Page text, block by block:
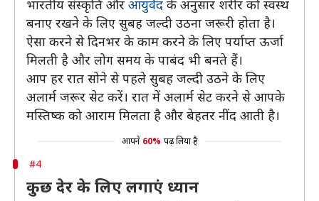
भारतीय संस्कृति और आयुर्वेद के अनुसार शरीर को स्वस्थ
बनाए रखने के लिए सुबह जल्दी उठना जरूरी होता है।
ऐसा करने से दिनभर के काम करने के लिए पर्याप्त ऊर्जा
मिलती है और लोग समय के पाबंद भी बनते हैं।
आप हर रात सोने से पहले सुबह जल्दी उठने के लिए
अलार्म जरूर सेट करें। रात में अलार्म सेट करने से आपके
मस्तिष्क को आराम मिलता है और बेहतर नींद आती है।
आपने 60% पढ़ लिया है
#4
कुछ देर के लिए लगाएं ध्यान